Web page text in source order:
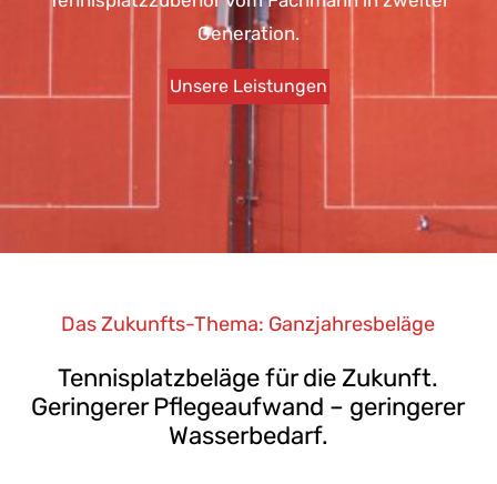
Generation.
Unsere Leistungen
Das Zukunfts-Thema: Ganzjahresbeläge
Tennisplatzbeläge für die Zukunft.
Geringerer Pflegeaufwand – geringerer
Wasserbedarf.